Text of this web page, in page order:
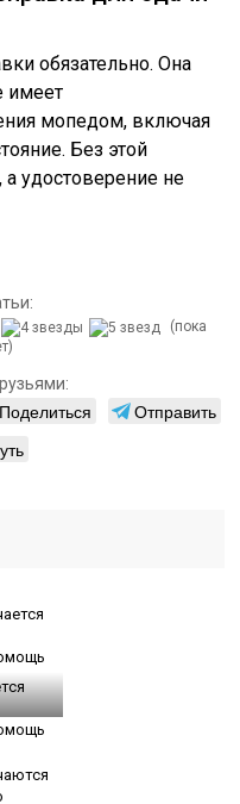
обязательно. Она
имеет
мопедом, включая
Без этой
а удостоверение не
(пока
Поделиться
Отправить